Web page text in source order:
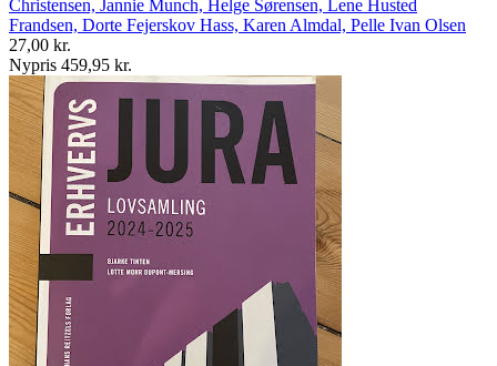
Christensen, Jannie Munch, Helge Sørensen, Lene Husted
Frandsen, Dorte Fejerskov Hass, Karen Almdal, Pelle Ivan Olsen
27,00 kr.
Nypris 459,95 kr.